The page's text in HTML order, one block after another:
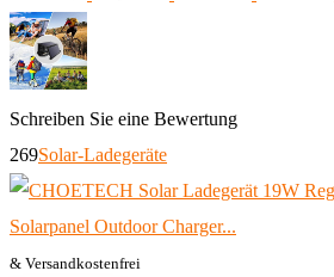
Schreiben Sie eine Bewertung
269Solar-Ladegeräte
& Versandkostenfrei